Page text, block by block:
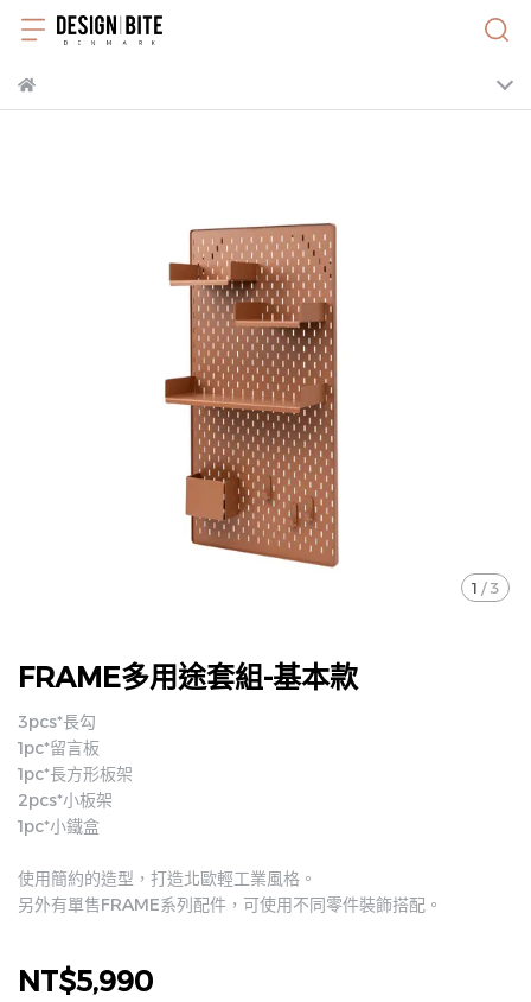
1 / 3
FRAME多用途套組-基本款
3pcs*長勾
1pc*留言板
1pc*長方形板架
2pcs*小板架
1pc*小鐵盒
使用簡約的造型，打造北歐輕工業風格。
另外有單售FRAME系列配件，可使用不同零件裝飾搭配。
NT$5,990